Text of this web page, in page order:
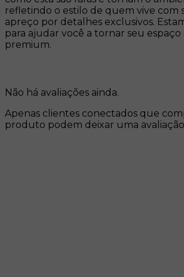
refletindo o estilo de quem vive com
apreço por detalhes exclusivos.
para ajudar você a tornar seu espaço
premium.
Não há avaliações ainda.
Apenas clientes conectados que
produto podem deixar uma